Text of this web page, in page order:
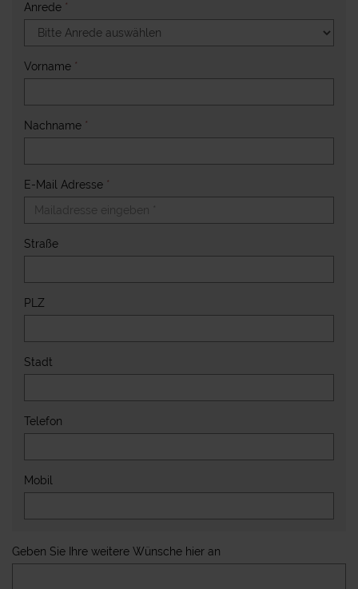
Anrede *
Vorname *
Nachname *
E-Mail Adresse *
Straße
PLZ
Stadt
Telefon
Mobil
Geben Sie Ihre weitere Wünsche hier an